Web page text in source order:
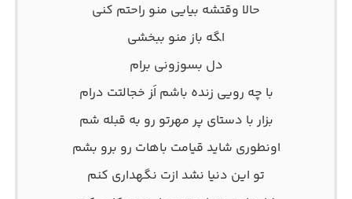
ﺣﺎﻟﺎ وﻗﺘﺸﻪ ﺑﻴﺎﻳﻰ ﻣﻨﻮ راﺣﺘﻢ ﻛﻨﻰ
اﮕﻪ ﺑﺎز ﻣﻨﻮ ﺑﺒﺨﺸﻰ
دل ﺑﺴﻮزوﻧﻰ ﺑﺮام
ﺑﺎ ﭼﻪ روﻳﻰ زﻧﺪه ﺑﺎﺷﻢ اَﺰ ﺧﺠﺎﻟﺘﺖ درام
ﺑﺰار ﺑﺎ دﺳﺘﺎی ﭘﺮ ﻣﻬﺮﺗﻮ رو ﺑﻪ ﻗﺒﻠﻪ ﺷﻢ
اوﻧﻄﻮری ﺷﺎﻳﺪ ﻗﻴﺎﻣﺖ ﺑﺎﻫﺎت رو ﺑﺮو ﺑﺸﻢ
ﺗﻮ اﻳﻦ دﻧﻴﺎ ﻧﺸﺪ ازت ﻧﮕﻬﺪاری ﻛﻨﻢ